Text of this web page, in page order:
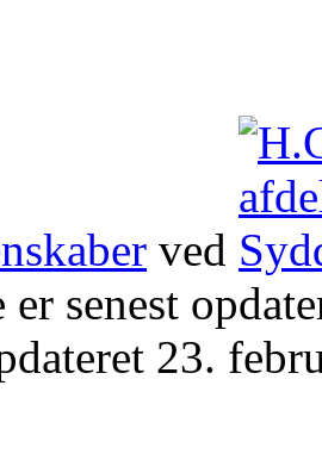
ved
er senest
23.